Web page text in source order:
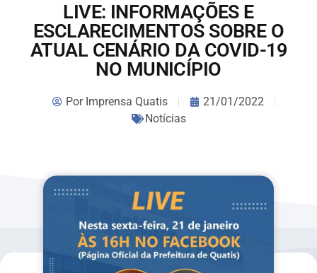
LIVE: INFORMAÇÕES E
ESCLARECIMENTOS SOBRE O
ATUAL CENÁRIO DA COVID-19
NO MUNICÍPIO
PorImprensa Quatis
21/01/2022
Notícias